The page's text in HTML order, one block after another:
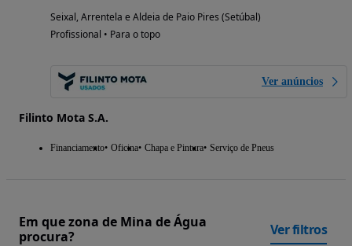
Seixal, Arrentela e Aldeia de Paio Pires (Setúbal)
Profissional • Para o topo
Ver anúncios
Filinto Mota S.A.
Financiamento Oficina Chapa e Pintura Serviço de Pneus
Em que zona de Mina de Água
procura?
Ver filtros